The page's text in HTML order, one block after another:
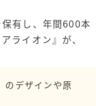
有し、年間600本
ライオン』が、
のデザインや原